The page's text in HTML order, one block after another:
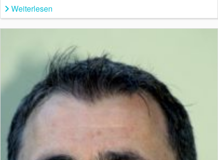
Weiterlesen